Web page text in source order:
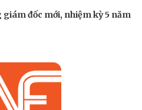
giám đốc mới, nhiệm kỳ 5 năm